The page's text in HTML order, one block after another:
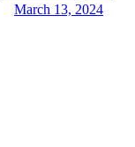
March 13, 2024